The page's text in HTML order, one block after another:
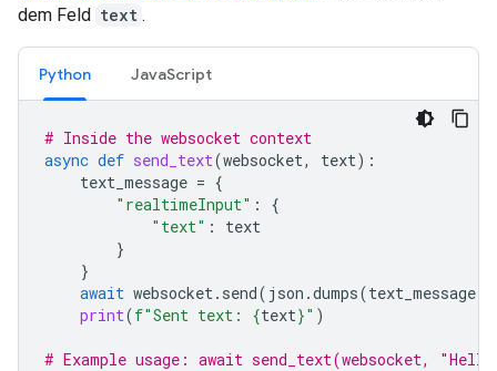
dem Feld text .
Python JavaScript
# Inside the websocket context
async def send_text(websocket, text):
text_message = {
"realtimeInput" :
{
"text" :
text
}
}
await websocket. send( json .dumps(text_message
print(f"Sent text: {text}" )
# Example usage: await send_text(websocket,